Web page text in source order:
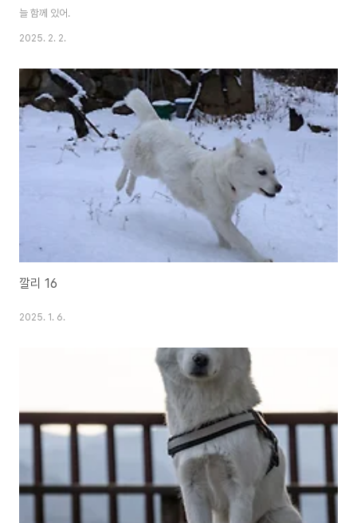
늘 함께 있어.
2025. 2. 2.
깔리 16
2025. 1. 6.